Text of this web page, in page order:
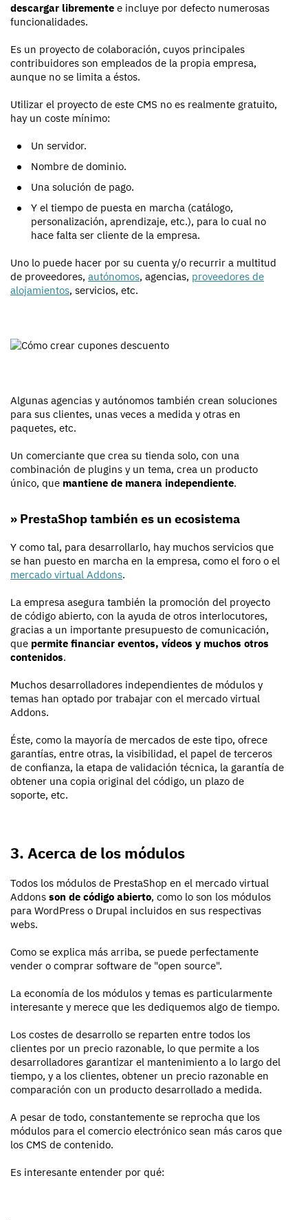
descargar libremente e incluye por defecto numerosas
funcionalidades.
Es un proyecto de colaboración, cuyos principales
contribuidores son empleados de la propia empresa,
aunque no se limita a éstos.
Utilizar el proyecto de este CMS no es realmente gratuito,
hay un coste mínimo:
Un servidor.
Nombre de dominio.
Una solución de pago.
Y el tiempo de puesta en marcha (catálogo,
personalización, aprendizaje, etc.), para lo cual no
hace falta ser cliente de la empresa.
Uno lo puede hacer por su cuenta y/o recurrir a multitud
de proveedores, autónomos, agencias, proveedores de
alojamientos, servicios, etc.
Algunas agencias y autónomos también crean soluciones
para sus clientes, unas veces a medida y otras en
paquetes, etc.
Un comerciante que crea su tienda solo, con una
combinación de plugins y un tema, crea un producto
único, que mantiene de manera independiente.
» PrestaShop también es un ecosistema
Y como tal, para desarrollarlo, hay muchos servicios que
se han puesto en marcha en la empresa, como el foro o el
mercado virtual Addons.
La empresa asegura también la promoción del proyecto
de código abierto, con la ayuda de otros interlocutores,
gracias a un importante presupuesto de comunicación,
que permite financiar eventos, vídeos y muchos otros
contenidos.
Muchos desarrolladores independientes de módulos y
temas han optado por trabajar con el mercado virtual
Addons.
Éste, como la mayoría de mercados de este tipo, ofrece
garantías, entre otras, la visibilidad, el papel de terceros
de confianza, la etapa de validación técnica, la garantía de
obtener una copia original del código, un plazo de
soporte, etc.
3. Acerca de los módulos
Todos los módulos de PrestaShop en el mercado virtual
Addons son de código abierto, como lo son los módulos
para WordPress o Drupal incluidos en sus respectivas
webs.
Como se explica más arriba, se puede perfectamente
vender o comprar software de "open source".
La economía de los módulos y temas es particularmente
interesante y merece que les dediquemos algo de tiempo.
Los costes de desarrollo se reparten entre todos los
clientes por un precio razonable, lo que permite a los
desarrolladores garantizar el mantenimiento a lo largo del
tiempo, y a los clientes, obtener un precio razonable en
comparación con un producto desarrollado a medida.
A pesar de todo, constantemente se reprocha que los
módulos para el comercio electrónico sean más caros que
los CMS de contenido.
Es interesante entender por qué: